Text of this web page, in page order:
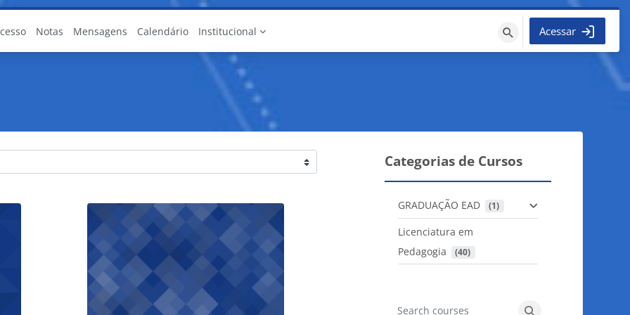
Notas Mensagens Calendário Institucional
Buscar
cursos
Acessar
Categorias de Cursos
GRADUAÇÃO EAD (1)
Licenciatura em
Pedagogia
(40)